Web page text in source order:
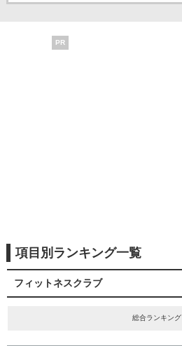
PR
項目別ランキング一覧
フィットネスクラブ
総合ランキング